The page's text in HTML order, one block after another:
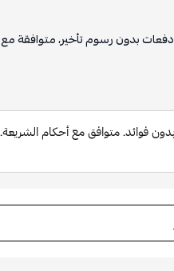
دفعات بدون رسوم تأخير، متوافقة مع